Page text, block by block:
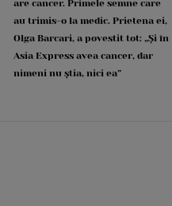
are cancer. Primele semne care
au trimis-o la medic. Prietena ei,
Olga Barcari, a povestit tot: „Și în
Asia Express avea cancer, dar
nimeni nu știa, nici ea”